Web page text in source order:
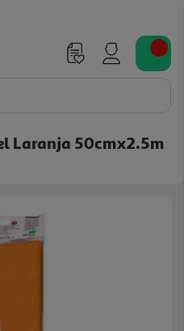
Laranja 50cmx2.5m